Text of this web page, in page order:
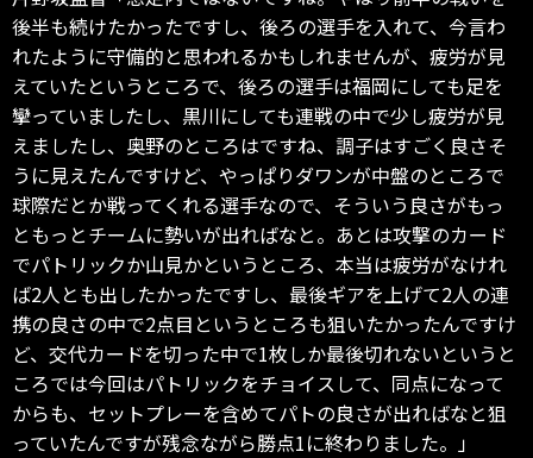
後半も続けたかったですし、後ろの選手を入れて、今言わ
れたように守備的と思われるかもしれませんが、疲労が見
えていたというところで、後ろの選手は福岡にしても足を
攣っていましたし、黒川にしても連戦の中で少し疲労が見
えましたし、奥野のところはですね、調子はすごく良さそ
うに見えたんですけど、やっぱりダワンが中盤のところで
球際だとか戦ってくれる選手なので、そういう良さがもっ
ともっとチームに勢いが出ればなと。あとは攻撃のカード
でパトリックか山見かというところ、本当は疲労がなけれ
ば2人とも出したかったですし、最後ギアを上げて2人の連
携の良さの中で2点目というところも狙いたかったんですけ
ど、交代カードを切った中で1枚しか最後切れないというと
ころでは今回はパトリックをチョイスして、同点になって
からも、セットプレーを含めてパトの良さが出ればなと狙
っていたんですが残念ながら勝点1に終わりました。」